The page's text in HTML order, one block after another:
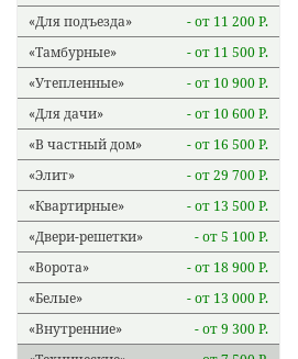
Для подъезда
- от 11 200 Р.
Тамбурные
- от 11 500 Р.
Утепленные
- от 10 900 Р.
Для дачи
- от 10 600 Р.
В частный дом
- от 16 500 Р.
Элит
- от 29 700 Р.
Квартирные
- от 13 500 Р.
Двери-решетки
- от 5 100 Р.
Ворота
- от 18 900 Р.
Белые
- от 13 000 Р.
Внутренние
- от 9 300 Р.